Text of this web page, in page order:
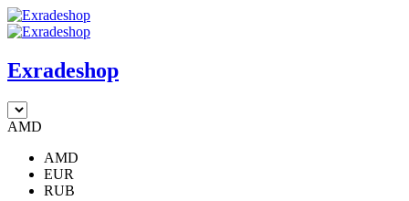
Exradeshop
AMD
AMD
EUR
RUB